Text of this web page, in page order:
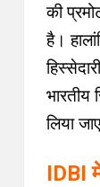
की
है।
भारतीय
लिया
IDBI